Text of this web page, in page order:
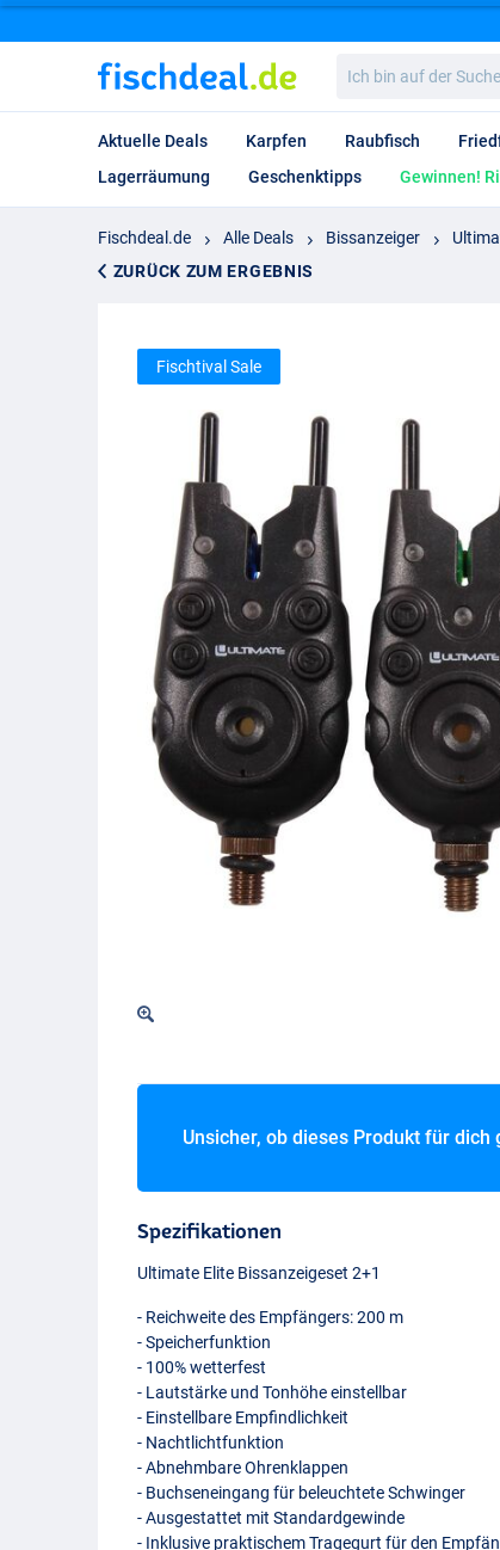
bin
auf
Suche
nach…
Aktuelle Deals Karpfen Raubfisch
Lagerräumung
Geschenktipps Gewinnen!
Fischdeal.de Alle Deals Bissanzeiger
ZURÜCK ZUM ERGEBNIS
Fischtival Sale
Unsicher, ob dieses Produkt für dich
Spezifikationen
Ultimate Elite Bissanzeigeset 2+1
- Reichweite des Empfängers: 200 m
- Speicherfunktion
- 100% wetterfest
- Lautstärke und Tonhöhe einstellbar
- Einstellbare Empfindlichkeit
- Nachtlichtfunktion
- Abnehmbare Ohrenklappen
- Buchseneingang für beleuchtete Schwinger
- Ausgestattet mit Standardgewinde
- Inklusive praktischem Tragegurt für den